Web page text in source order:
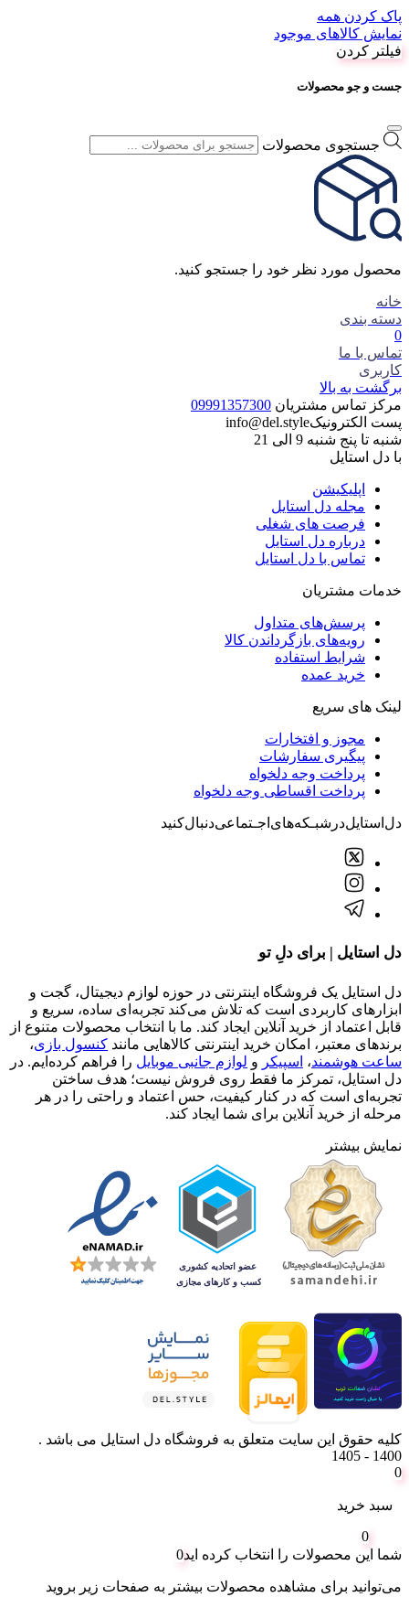
پاک کردن همه
نمایش کالاهای موجود
فیلتر کردن
جست و جو محصولات
جستجوی محصولات
محصول مورد نظر خود را جستجو کنید.
خانه
دسته بندی
0
تماس با ما
کاربری
برگشت به بالا
مرکز تماس مشتریان 09991357300
پست الکترونیکinfo@del.style
شنبه تا پنج شنبه 9 الی 21
با دل استایل
اپلیکیشن
مجله دل استایل
فرصت های شغلی
درباره دل استایل
تماس با دل استایل
خدمات مشتریان
پرسش‌های متداول
رویه‌های بازگرداندن کالا
شرایط استفاده
خرید عمده
لینک های سریع
مجوز و افتخارات
پیگیری سفارشات
پرداخت وجه دلخواه
پرداخت اقساطی وجه دلخواه
دل‌استایل‌در‌‌شبـکه‌های‌اجـتماعی‌دنبال‌کنید
دل استایل | برای دلِ تو
دل استایل یک فروشگاه اینترنتی در حوزه لوازم دیجیتال، گجت و
ابزارهای کاربردی است که تلاش می‌کند تجربه‌ای ساده، سریع و
قابل اعتماد از خرید آنلاین ایجاد کند. ما با انتخاب محصولات متنوع از
برندهای معتبر، امکان خرید اینترنتی کالاهایی مانند کنسول بازی،
ساعت هوشمند، اسپیکر و لوازم جانبی موبایل را فراهم کرده‌ایم. در
دل استایل، تمرکز ما فقط روی فروش نیست؛ هدف ساختن
تجربه‌ای است که در کنار کیفیت، حس اعتماد و راحتی را در هر
مرحله از خرید آنلاین برای شما ایجاد کند.
نمایش بیشتر
کلیه حقوق این سایت متعلق به فروشگاه دل استایل می باشد .
1400 - 1405
0
سبد خرید
0
شما این محصولات را انتخاب کرده اید0
می‌توانید برای مشاهده محصولات بیشتر به صفحات زیر بروید